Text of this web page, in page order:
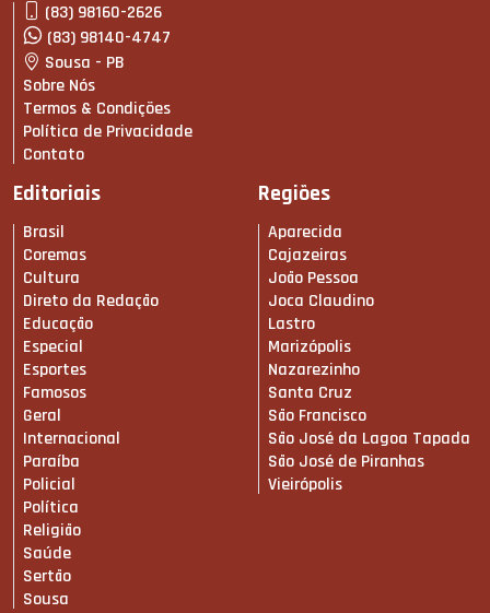
(83) 98160-2626
(83) 98140-4747
Sousa - PB
Sobre Nós
Termos & Condições
Política de Privacidade
Contato
Editoriais
Brasil
Coremas
Cultura
Direto da Redação
Educação
Especial
Esportes
Famosos
Geral
Internacional
Paraíba
Policial
Política
Religião
Saúde
Sertão
Sousa
Regiões
Aparecida
Cajazeiras
João Pessoa
Joca Claudino
Lastro
Marizópolis
Nazarezinho
Santa Cruz
São Francisco
São José da Lagoa Tapada
São José de Piranhas
Vieirópolis